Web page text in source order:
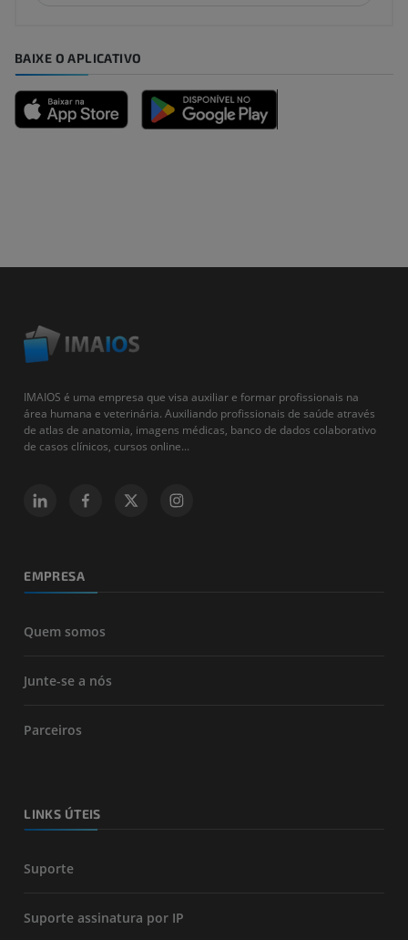
BAIXE O APLICATIVO
IMAIOS é uma empresa que visa auxiliar e formar profissionais na
área humana e veterinária. Auxiliando profissionais de saúde através
de atlas de anatomia, imagens médicas, banco de dados colaborativo
de casos clínicos, cursos online...
EMPRESA
Quem somos
Junte-se a nós
Parceiros
LINKS ÚTEIS
Suporte
Suporte assinatura por IP